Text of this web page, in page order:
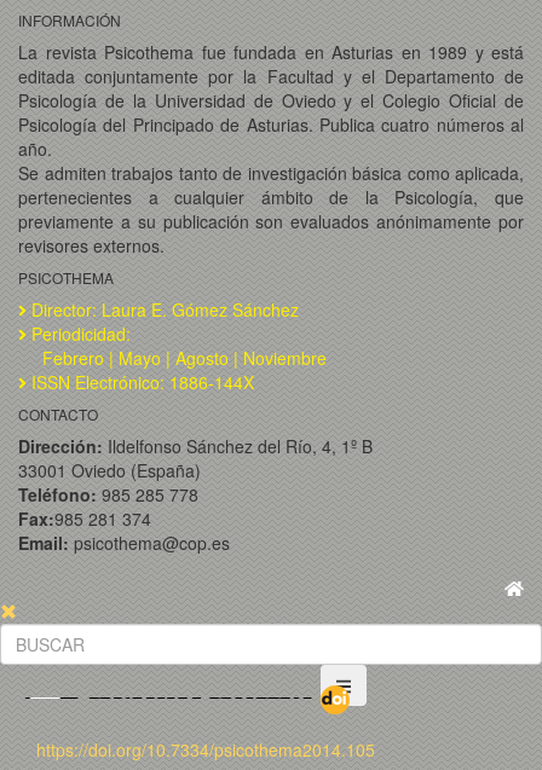
INFORMACIÓN
La revista Psicothema fue fundada en Asturias en 1989 y está
editada conjuntamente por la Facultad y el Departamento de
Psicología de la Universidad de Oviedo y el Colegio Oficial de
Psicología del Principado de Asturias. Publica cuatro números al
año.
Se admiten trabajos tanto de investigación básica como aplicada,
pertenecientes a cualquier ámbito de la Psicología, que
previamente a su publicación son evaluados anónimamente por
revisores externos.
PSICOTHEMA
Director: Laura E. Gómez Sánchez
Periodicidad:
Febrero | Mayo | Agosto | Noviembre
ISSN Electrónico: 1886-144X
CONTACTO
Dirección: Ildelfonso Sánchez del Río, 4, 1º B
33001 Oviedo (España)
Teléfono: 985 285 778
Fax:985 281 374
Email: psicothema@cop.es
https://doi.org/10.7334/psicothema2014.105